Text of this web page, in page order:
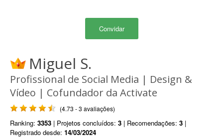
Convidar
Miguel S.
Profissional de Social Media | Design &
Vídeo | Cofundador da Activate
(4.73 - 3 avaliações)
Ranking: 3353 | Projetos concluídos: 3 | Recomendações: 3 |
Registrado desde: 14/03/2024